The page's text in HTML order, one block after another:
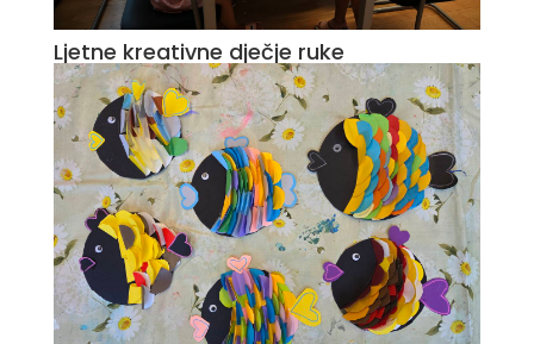
Ljetne kreativne dječje ruke